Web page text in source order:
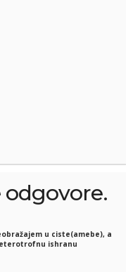
odgovore.
u ciste(amebe), a
ishranu